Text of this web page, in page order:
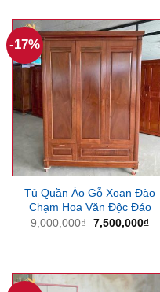
-17%
Tủ Quần Áo Gỗ Xoan Đào
Chạm Hoa Văn Độc Đáo
9,000,000₫ Giá
7,500,000₫Giá